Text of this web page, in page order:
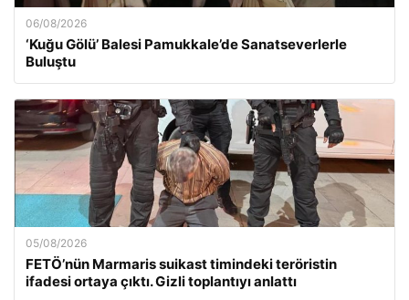
06/08/2026
‘Kuğu Gölü’ Balesi Pamukkale’de Sanatseverlerle
Buluştu
05/08/2026
FETÖ’nün Marmaris suikast timindeki teröristin
ifadesi ortaya çıktı. Gizli toplantıyı anlattı